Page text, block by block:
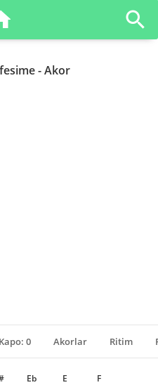
- Akor
Kapo: 0 Akorlar Ritim
Eb E F